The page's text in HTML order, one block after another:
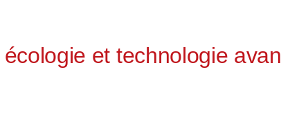
et technologie